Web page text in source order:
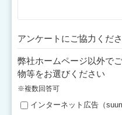
アンケートにご協力 くだ
弊社ホームページ以外で
物等をお選びください
※複数回答可
インターネット広告（